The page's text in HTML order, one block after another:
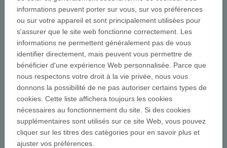
Œuvre Nationale
Bienvenue sur notre page de soumission des
projets. Nous vous invitons à lire les points ci-
dessous avant de commencer la présentation de
votre projet :
Ce site a pour objectif d'optimiser le
processus de sélection en vous guidant
informations peuvent porter sur vous, sur vos préférences
ou sur votre appareil et sont principalement utilisées pour
s'assurer que le site web fonctionne correctement. Les
informations ne permettent généralement pas de vous
identifier directement, mais peuvent vous permettre de
bénéficier d'une expérience Web personnalisée. Parce que
nous respectons votre droit à la vie privée, nous vous
donnons la possibilité de ne pas autoriser certains types de
cookies. Cette liste affichera toujours les cookies
nécessaires au fonctionnement du site. Si des cookies
supplémentaires sont utilisés sur ce site Web, vous pouvez
cliquer sur les titres des catégories pour en savoir plus et
ajuster vos préférences.